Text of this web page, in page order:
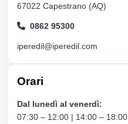
67022 Capestrano (AQ)
0862 95300
iperedil@iperedil.com
Orari
Dal lunedì al venerdì:
07:30 – 12:00 | 14:00 – 18:00